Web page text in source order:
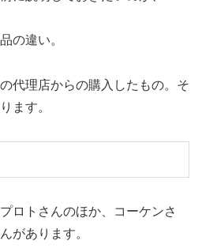
の違い。
代理店からの購入したもの。そ
ます。
ロトさんのほか、コーケンさ
があります。